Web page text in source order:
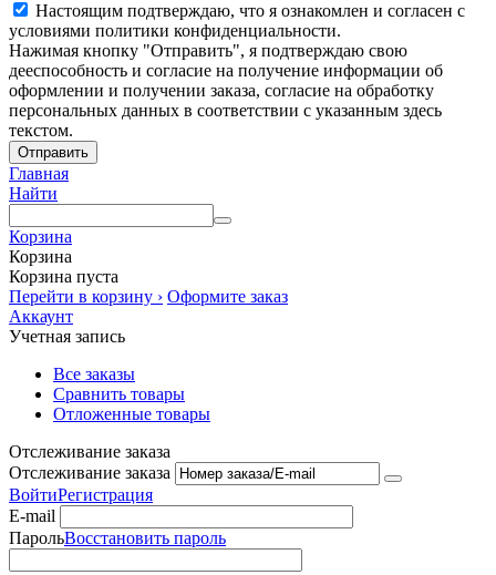
Настоящим подтверждаю, что я ознакомлен и согласен с
условиями политики конфиденциальности.
Нажимая кнопку "Отправить", я подтверждаю свою
дееспособность и согласие на получение информации об
оформлении и получении заказа, согласие на обработку
персональных данных в соответствии с указанным здесь
текстом.
Отправить
Главная
Найти
Корзина
Корзина
Корзина пуста
Перейти в корзину › Оформите заказ
Аккаунт
Учетная запись
Все заказы
Сравнить товары
Отложенные товары
Отслеживание заказа
Отслеживание заказа
ВойтиРегистрация
E-mail
ПарольВосстановить пароль